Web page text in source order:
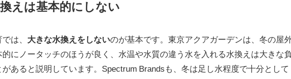
えは基本的にしない
は、 大きな水換えをしないのが基本です。東京アクアガーデンは、冬の屋
的にノータッチのほうが良く、水温や水質の違う水を入れる水換えは大きな
あると説明しています。Spectrum Brandsも、冬は足し水程度で十分として